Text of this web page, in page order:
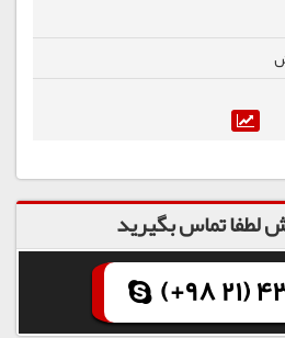
تماس بگیرید
(+98 21)